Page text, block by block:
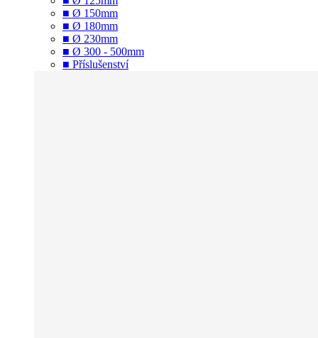
■ Ø 150mm
■ Ø 180mm
■ Ø 230mm
■ Ø 300 - 500mm
■ Příslušenství